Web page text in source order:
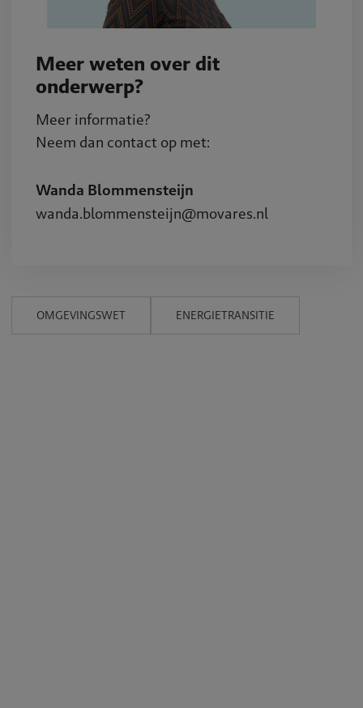
Meer weten over dit
onderwerp?
Meer informatie?
Neem dan contact op met:
Wanda Blommensteijn
wanda.blommensteijn@movares.nl
OMGEVINGSWET ENERGIETRANSITIE